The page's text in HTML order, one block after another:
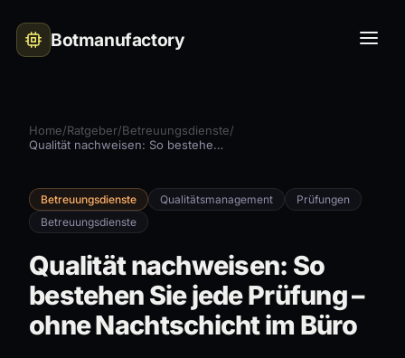
Botmanufactory
Home/Ratgeber/Betreuungsdienste/
Qualität nachweisen: So bestehen Sie jede Prüfung – ohne Nachtschicht im Büro
Betreuungsdienste Qualitätsmanagement
Prüfungen
Betreuungsdienste
Qualität nachweisen: So
bestehen Sie jede Prüfung –
ohne Nachtschicht im Büro